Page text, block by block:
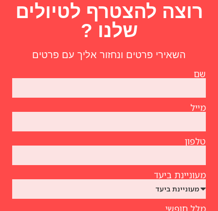
רוצה להצטרף לטיולים
שלנו ?
השאירי פרטים ונחזור אליך עם פרטים
שם
מייל
טלפון
מעוניינת ביעד
מלל חופשי